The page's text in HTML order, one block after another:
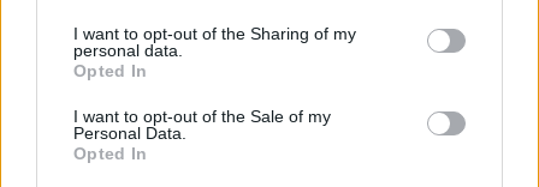
I want to opt-out of the Sharing of my
personal data.
Opted In
I want to opt-out of the Sale of my
Personal Data.
Opted In
Země: ,Velká británia
Napsat uživateli vzkaz
Informace o profilu a chatu